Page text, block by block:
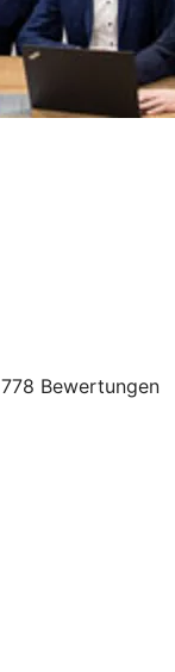
778 Bewertungen